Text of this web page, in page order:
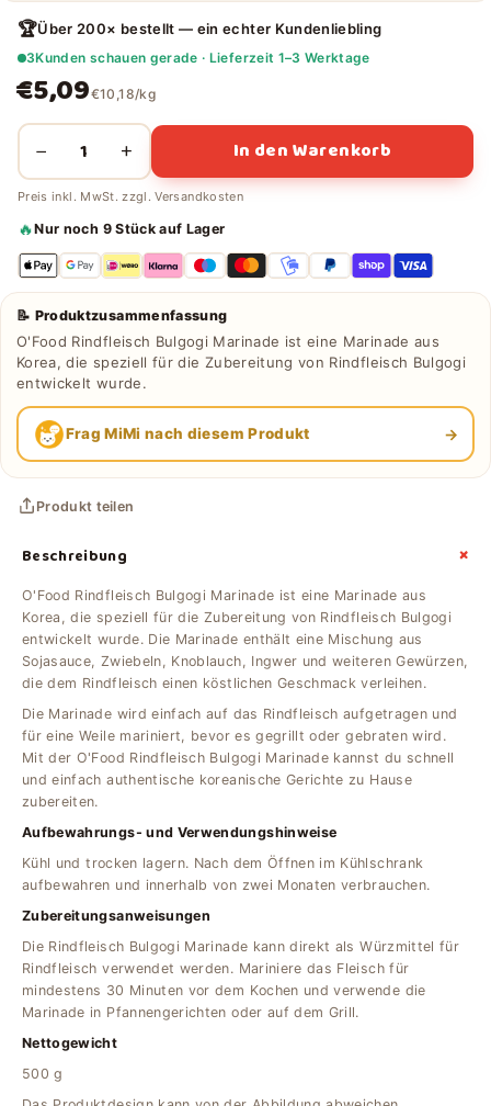
🏆Über 200× bestellt — ein echter Kundenliebling
3Kunden schauen gerade · Lieferzeit 1–3 Werktage
€5,09€10,18/kg
− + In den Warenkorb
Preis inkl. MwSt. zzgl.Versandkosten
🔥Nur noch 9 Stück auf Lager
📝 Produktzusammenfassung
O'Food Rindfleisch Bulgogi Marinade ist eine Marinade aus
Korea, die speziell für die Zubereitung von Rindfleisch Bulgogi
entwickelt wurde.
Frag MiMi nach diesem Produkt →
Produkt teilen
Beschreibung +
O'Food Rindfleisch Bulgogi Marinade ist eine Marinade aus
Korea, die speziell für die Zubereitung von Rindfleisch Bulgogi
entwickelt wurde. Die Marinade enthält eine Mischung aus
Sojasauce, Zwiebeln, Knoblauch, Ingwer und weiteren Gewürzen,
die dem Rindfleisch einen köstlichen Geschmack verleihen.
Die Marinade wird einfach auf das Rindfleisch aufgetragen und
für eine Weile mariniert, bevor es gegrillt oder gebraten wird.
Mit der O'Food Rindfleisch Bulgogi Marinade kannst du schnell
und einfach authentische koreanische Gerichte zu Hause
zubereiten.
Aufbewahrungs- und Verwendungshinweise
Kühl und trocken lagern. Nach dem Öffnen im Kühlschrank
aufbewahren und innerhalb von zwei Monaten verbrauchen.
Zubereitungsanweisungen
Die Rindfleisch Bulgogi Marinade kann direkt als Würzmittel für
Rindfleisch verwendet werden. Mariniere das Fleisch für
mindestens 30 Minuten vor dem Kochen und verwende die
Marinade in Pfannengerichten oder auf dem Grill.
Nettogewicht
500 g